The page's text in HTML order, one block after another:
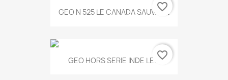
GEO N 525 LE CANADA SAUVAGE
favorite_border
GEO HORS SERIE INDE LE...favorite_border